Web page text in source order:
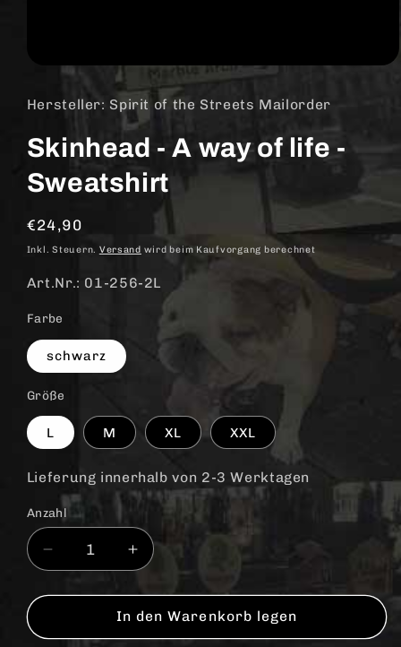
in
Modal
Hersteller: Spirit of the Streets Mailorder
Skinhead - A way of life -
Sweatshirt
Normaler
Preis
€24,90
Inkl. Steuern. Versand wird beim Kaufvorgang berechnet
Art.Nr.: 01-256-2L
Farbe
schwarz
Größe
L M XL XXL
Lieferung innerhalb von 2-3 Werktagen
Anzahl
Anzahl
Verringere
die
Menge
Skinhead
Erhöhe
die
Menge
für
Skinhead
In den Warenkorb legen